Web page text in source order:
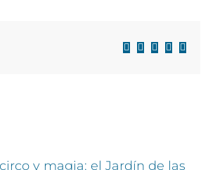
Facebook
X LinkedIn
WhatsApp
Correo